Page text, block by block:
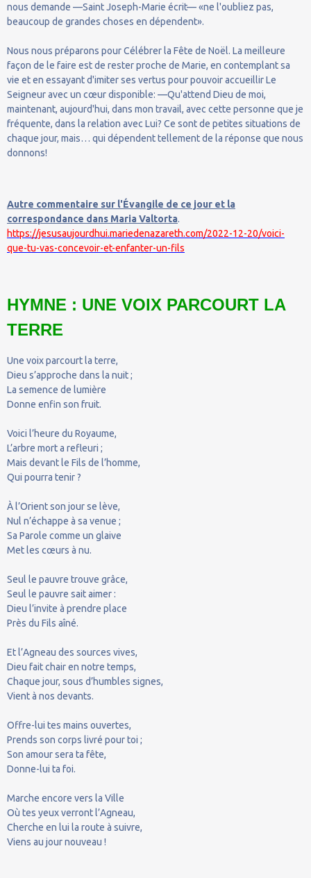
nous demande —Saint Joseph-Marie écrit— «ne l'oubliez pas,
beaucoup de grandes choses en dépendent».
Nous nous préparons pour Célébrer la Fête de Noël. La meilleure
façon de le faire est de rester proche de Marie, en contemplant sa
vie et en essayant d'imiter ses vertus pour pouvoir accueillir Le
Seigneur avec un cœur disponible: —Qu'attend Dieu de moi,
maintenant, aujourd'hui, dans mon travail, avec cette personne que je
fréquente, dans la relation avec Lui? Ce sont de petites situations de
chaque jour, mais… qui dépendent tellement de la réponse que nous
donnons!
Autre commentaire sur l'Évangile de ce jour et la
correspondance dans Maria Valtorta.
https://jesusaujourdhui.mariedenazareth.com/2022-12-20/voici-
que-tu-vas-concevoir-et-enfanter-un-fils
HYMNE : UNE VOIX PARCOURT LA
TERRE
Une voix parcourt la terre,
Dieu s’approche dans la nuit ;
La semence de lumière
Donne enfin son fruit.
Voici l’heure du Royaume,
L’arbre mort a refleuri ;
Mais devant le Fils de l’homme,
Qui pourra tenir ?
À l’Orient son jour se lève,
Nul n’échappe à sa venue ;
Sa Parole comme un glaive
Met les cœurs à nu.
Seul le pauvre trouve grâce,
Seul le pauvre sait aimer :
Dieu l’invite à prendre place
Près du Fils aîné.
Et l’Agneau des sources vives,
Dieu fait chair en notre temps,
Chaque jour, sous d’humbles signes,
Vient à nos devants.
Offre-lui tes mains ouvertes,
Prends son corps livré pour toi ;
Son amour sera ta fête,
Donne-lui ta foi.
Marche encore vers la Ville
Où tes yeux verront l’Agneau,
Cherche en lui la route à suivre,
Viens au jour nouveau !